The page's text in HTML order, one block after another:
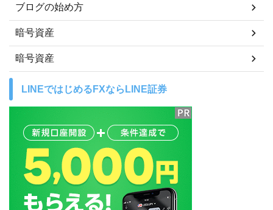
ブログの始め方
暗号資産
暗号資産
LINEではじめるFXならLINE証券